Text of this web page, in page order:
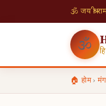
🕉 जय श्री
🕉
🏠 होम›